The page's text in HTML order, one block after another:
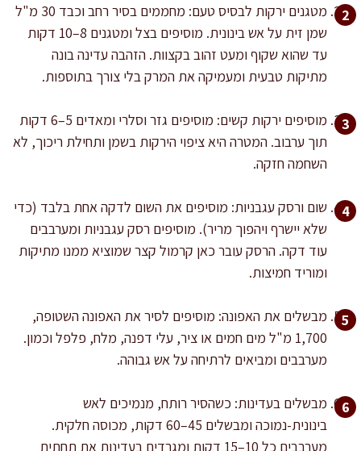
מטגנים ירקות לבסיס טעם: מחממים בסיר רחב וכבד 30 מ"ל
שמן זית על אש בינונית. מוסיפים בצל ומטגנים 8–10 דקות
עד שהוא שקוף ומעט זהוב בקצוות. הזהבה עדינה בונה
מתיקות טבעית ומעמיקה את המרק בלי צורך בתוספות.
מוסיפים ירקות קשים: מוסיפים גזר וסלרי ומאדים 5–6 דקות
תוך ערבוב. המטרה היא ציפוי הירקות בשמן ותחילת ריכוך, לא
השחמה חזקה.
שום ורסק עגבניות: מוסיפים את השום לדקה אחת בלבד (כדי
שלא יישרף ויהפוך מריר). מוסיפים רסק עגבניות ומערבבים
עוד דקה. הרסק עובר כאן קרמול קצר שמוציא ממנו מתיקות
ומוריד חמיצות.
מבשלים את האפונה: מוסיפים לסיר את האפונה השטופה,
1,700 מ"ל מים חמים או ציר, עלי דפנה, מלח, פלפל וכמון.
מערבבים ומביאים לרתיחה על אש גבוהה.
מבשלים בעדינות: כשהסיר רותח, מנמיכים לאש
בינונית-נמוכה ומבשלים 45–60 דקות, מכוסה חלקית.
מערבבים כל 10–15 דקות ומגרדים בעדינות את תחתית